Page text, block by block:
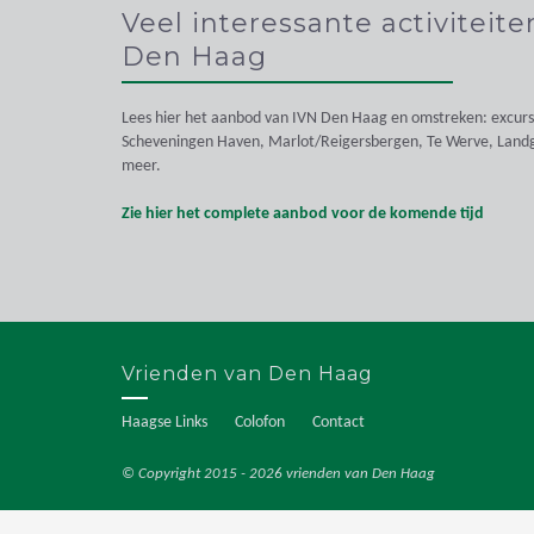
Veel interessante
Den Haag
Lees hier het aanbod van IVN Den Haag en omstreken:
Scheveningen Haven, Marlot/Reigersbergen, Te Werve,
meer.
Zie hier het complete aanbod voor de komende tijd
Vrienden van Den Haag
Haagse Links Colofon Contact
© Copyright 2015 - 2026 vrienden van Den Haag